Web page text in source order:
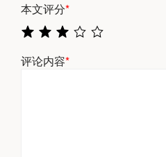
本文评分*
评论内容*